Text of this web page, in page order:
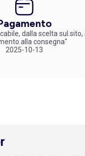
dalla scelta sul.sito,
alla consegna"
2025-10-13